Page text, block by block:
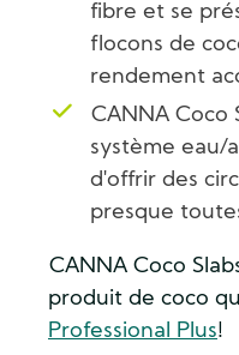
fibre et se
flocons de
rendement
CANNA Coco
système eau/
d'offrir des
presque
CANNA Coco
produit de coco
Professional Plus!